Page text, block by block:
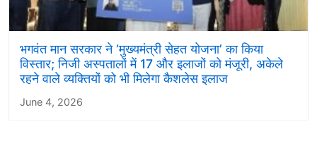
भगवंत मान सरकार ने ‘मुख्यमंत्री सेहत योजना’ का किया
विस्तार; निजी अस्पतालों में 17 और इलाजों को मंजूरी, अकेले
रहने वाले व्यक्तियों को भी मिलेगा कैशलेस इलाज
June 4, 2026